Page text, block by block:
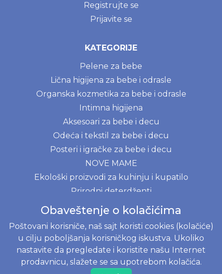
Registrujte se
Prijavite se
KATEGORIJE
Pelene za bebe
Lična higijena za bebe i odrasle
Organska kozmetika za bebe i odrasle
Intimna higijena
Aksesoari za bebe i decu
Odeća i tekstil za bebe i decu
Posteri i igračke za bebe i decu
NOVE MAME
Ekološki proizvodi za kuhinju i kupatilo
Prirodni deterdženti
BLOG
Menstrualna čašica - kompletni vodič za početnike
Prvi mesec sa bebom
Moony, Merries, Joone ili Besuper pelene? Vodič za
Obaveštenje o kolačićima
Poštovani korisniče, naš sajt koristi cookies (kolačiće)
u cilju poboljšanja korisničkog iskustva. Ukoliko
nastavite da pregledate i koristite našu Internet
prodavnicu, slažete se sa upotrebom kolačića.